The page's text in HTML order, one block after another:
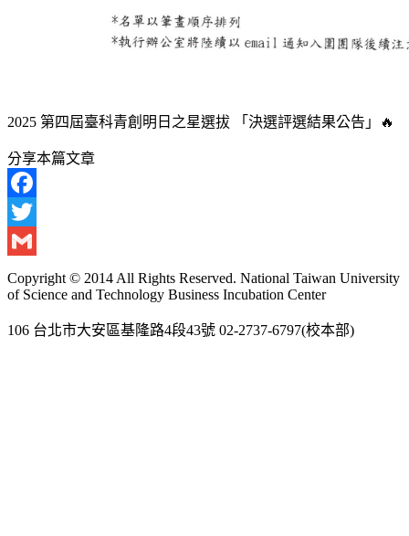
2025 第四屆臺科青創明日之星選拔 「決選評選結果公告」🔥
分享本篇文章
Facebook
Twitter
Gmail
Copyright © 2014 All Rights Reserved. National Taiwan University
of Science and Technology Business Incubation Center
106 台北市大安區基隆路4段43號 02-2737-6797(校本部)